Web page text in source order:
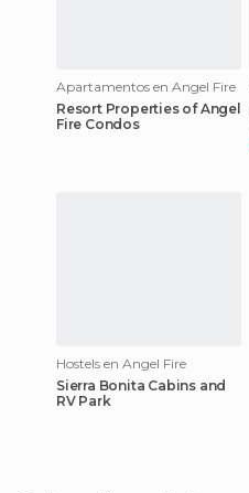
Apartamentos en Angel Fire
Resort Properties of Angel
Fire Condos
Hostels en Angel Fire
Sierra Bonita Cabins and
RV Park